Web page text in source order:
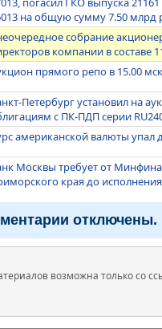
на общую сумму 7.50 млрд
собрание
компании в составе
прямого репо в 15.00
Петербург установил на
с ПК-ПДП серии
американской валюты упал
Москвы требует от
края до
отключены.
возможна только со